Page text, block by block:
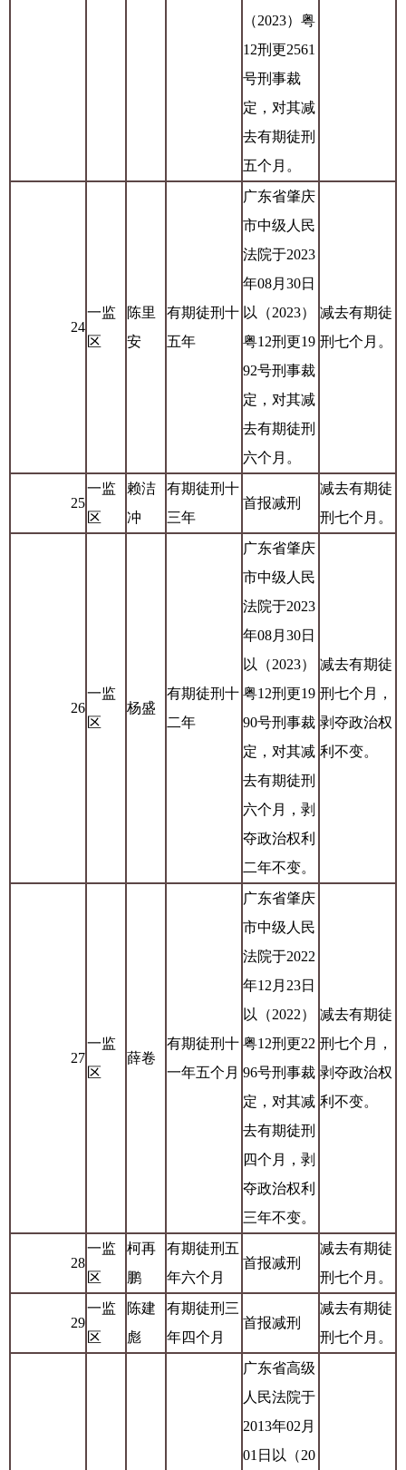
（2023）粤
12刑更2561
号刑事裁
定，对其减
去有期徒刑
五个月。
24
一监
区
陈里
安
有期徒刑十
五年
广东省肇庆
市中级人民
法院于2023
年08月30日
以（2023）
粤12刑更19
92号刑事裁
定，对其减
去有期徒刑
六个月。
减去有期徒
刑七个月。
25
一监
区
赖洁
冲
有期徒刑十
三年
首报减刑
减去有期徒
刑七个月。
26
一监
区
杨盛
有期徒刑十
二年
广东省肇庆
市中级人民
法院于2023
年08月30日
以（2023）
粤12刑更19
90号刑事裁
定，对其减
去有期徒刑
六个月，剥
夺政治权利
二年不变。
减去有期徒
刑七个月，
剥夺政治权
利不变。
27
一监
区
薛卷
有期徒刑十
一年五个月
广东省肇庆
市中级人民
法院于2022
年12月23日
以（2022）
粤12刑更22
96号刑事裁
定，对其减
去有期徒刑
四个月，剥
夺政治权利
三年不变。
减去有期徒
刑七个月，
剥夺政治权
利不变。
28
一监
区
柯再
鹏
有期徒刑五
年六个月
首报减刑
减去有期徒
刑七个月。
29
一监
区
陈建
彪
有期徒刑三
年四个月
首报减刑
减去有期徒
刑七个月。
广东省高级
人民法院于
2013年02月
01日以（20